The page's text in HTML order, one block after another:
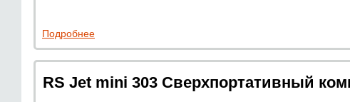
Подробнее
RS Jet mini 303 Сверхпортативный